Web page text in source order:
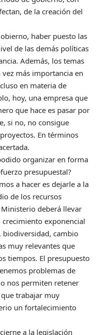
de la creación del
haber puesto las
de las demás políticas
Además, los temas
más importancia en
en materia de
hoy, una empresa que
que hace es pasar por
si no, no consigue
En términos
organizar en forma
presupuestal?
a hacer es dejarle a la
de los recursos
deberá llevar
exponencial
biodiversidad, cambio
muy relevantes que
tiempos. El presupuesto
problemas de
nos permiten retener
trabajar muy
un fortalecimiento
a la legislación